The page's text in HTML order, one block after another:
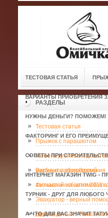
ТЕСТОВАЯ СТАТЬЯ
ВАРИАНТЫ ПРИОБРЕТЕНИЯ
НУЖНЫ ДЕНЬГИ? ПОМОЖЕМ!
ФАКТОРИНГ И ЕГО
СОВЕТЫ ПРИ
ИНТЕРНЕТ МАГАЗИН TWIG
ТУРНИК - ДРУГ ДЛЯ ЛЮБОГО
А ЧТО ДЛЯ ВАС ЗНАЧИТ
РАЗДЕЛЫ
Тестовая статья
Прыжок с парашютом
Мебель для
учебных лабораторий
Варианты приобретения
запчастей на автомобиль
Фильмы и события 2011
Эвакуатор - верный
дороге.
Нужны деньги? Поможем!